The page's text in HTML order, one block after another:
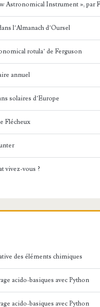
Astronomical Instrument », par
l’Almanach d’Oursel
rotula’ de Ferguson
annuel
solaires d’Europe
Flécheux
vivez-vous ?
des éléments chimiques
acido-basiques avec Python
acido-basiques avec Python